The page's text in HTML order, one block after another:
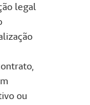
legal
ou